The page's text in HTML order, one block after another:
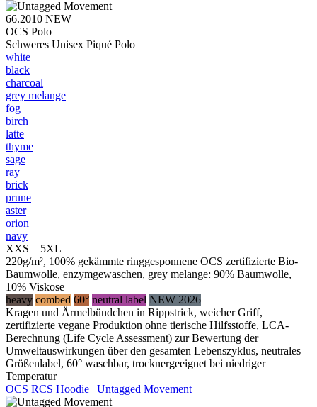
66.2010 NEW
OCS Polo
Schweres Unisex Piqué Polo
white
black
charcoal
grey melange
fog
birch
latte
thyme
sage
ray
brick
prune
aster
orion
navy
XXS – 5XL
220g/m², 100% gekämmte ringgesponnene OCS zertifizierte Bio-
Baumwolle, enzymgewaschen, grey melange: 90% Baumwolle,
10% Viskose
heavy combed 60° neutral label NEW 2026
Kragen und Ärmelbündchen in Rippstrick, weicher Griff,
zertifizierte vegane Produktion ohne tierische Hilfsstoffe, LCA-
Berechnung (Life Cycle Assessment) zur Bewertung der
Umweltauswirkungen über den gesamten Lebenszyklus, neutrales
Größenlabel, 60° waschbar, trocknergeeignet bei niedriger
Temperatur
OCS RCS Hoodie | Untagged Movement